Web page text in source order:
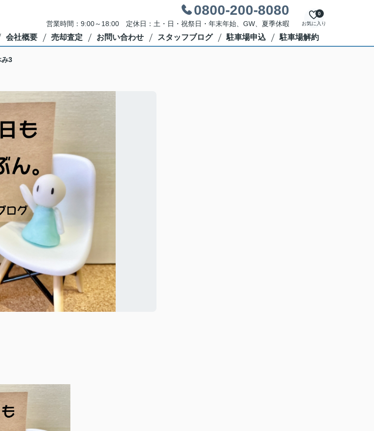
0800-200-8080
営業時間：9:00～18:00 定休日：土・日・祝祭日・年末年始、GW、夏季休暇 お気に入り
0
会社概要 売却査定 お問い合わせ スタッフブログ 駐車場申込 駐車場解約
み3